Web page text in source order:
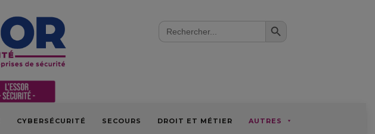
Search
for:
Search Button
CYBERSÉCURITÉ SECOURS DROIT ET MÉTIER AUTRES